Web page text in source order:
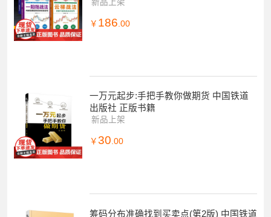
盘股市图表分析证券投资优选入门分析金
新品上架
￥ 186 .00
一万元起步:手把手教你做期货 中国铁道
出版社 正版书籍
新品上架
￥ 30.00
筹码分布准确找到买卖点(第2版) 中国铁道